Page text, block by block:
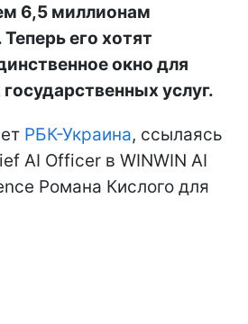
6,5 миллионам
его хотят
окно для
услуг.
РБК-Украина, ссылаясь
AI Officer в WINWIN AI
Романа Кислого для